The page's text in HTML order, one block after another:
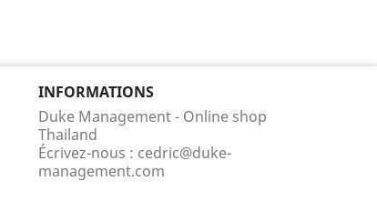
INFORMATIONS
Duke Management - Online shop
Thailand
Écrivez-nous : cedric@duke-
management.com